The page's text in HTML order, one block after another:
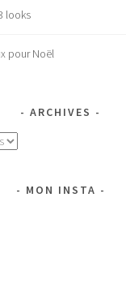
looks
pour Noël
ARCHIVES
MON INSTA